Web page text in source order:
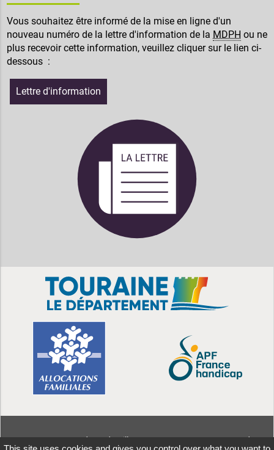
Vous souhaitez être informé de la mise en ligne d'un
nouveau numéro de la lettre d'information de la MDPH ou ne
plus recevoir cette information, veuillez cliquer sur le lien ci-
dessous :
Lettre d'information
MDPH37 - 38 rue Edouard Vaillant CS 14233 - 37042 Tours Cedex